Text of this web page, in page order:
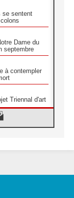
se sentent
Dame du
septembre
à contempler
Triennal d'art
aux religieuses